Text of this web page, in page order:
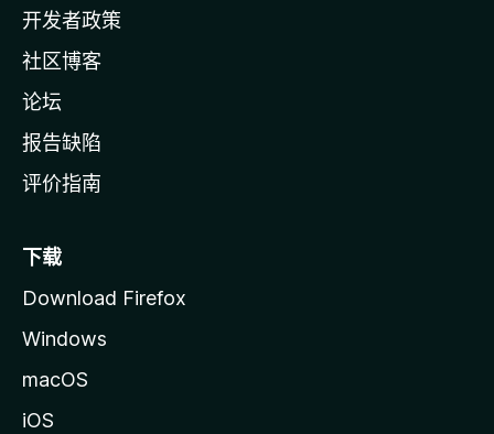
页
开发者政策
社区博客
论坛
报告缺陷
评价指南
下载
Download Firefox
Windows
macOS
iOS